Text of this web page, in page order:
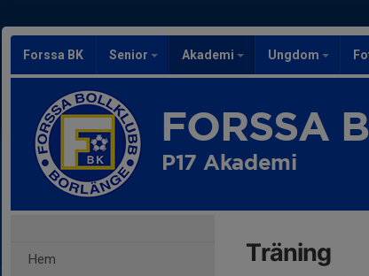
Forssa BK Senior Akademi Ungdom
FORSSA
P17 Akademi
Hem Träning